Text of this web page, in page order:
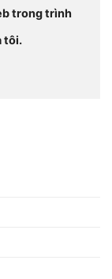
trong trình
tôi.